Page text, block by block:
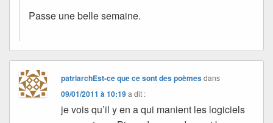
Passe une belle semaine.
patriarchEst-ce que ce sont des poèmesdans
09/01/2011 à 10:19 a dit :
je vois qu’il y en a qui manient les logiciels